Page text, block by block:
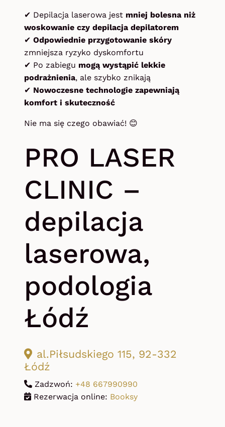
✔ Depilacja laserowa jest mniej bolesna niż
woskowanie czy depilacja depilatorem
✔ Odpowiednie przygotowanie skóry
zmniejsza ryzyko dyskomfortu
✔ Po zabiegu mogą wystąpić lekkie
podrażnienia, ale szybko znikają
✔ Nowoczesne technologie zapewniają
komfort i skuteczność
Nie ma się czego obawiać! 😊
PRO LASER
CLINIC –
depilacja
laserowa,
podologia
Łódź
al.Piłsudskiego 115, 92-332
Łódź
Zadzwoń: +48 667990990
Rezerwacja online: Booksy